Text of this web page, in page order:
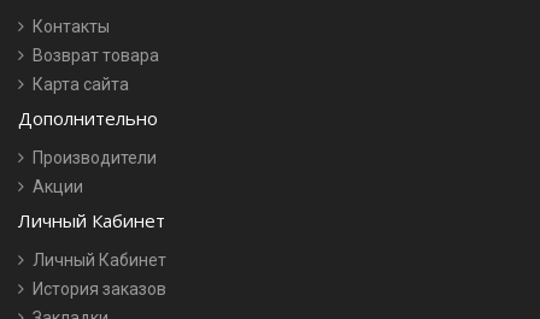
Контакты
Возврат товара
Карта сайта
Дополнительно
Производители
Акции
Личный Кабинет
Личный Кабинет
История заказов